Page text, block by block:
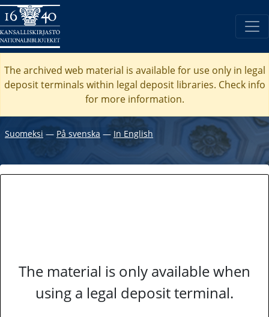
The archived web material is available for use only in legal
deposit terminals within legal deposit libraries. Check info
for more information.
Suomeksi ― På svenska ― In English
The material is only available when
using a legal deposit terminal.